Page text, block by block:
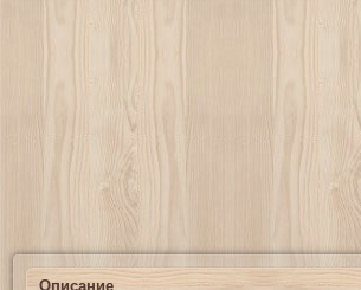
Описание